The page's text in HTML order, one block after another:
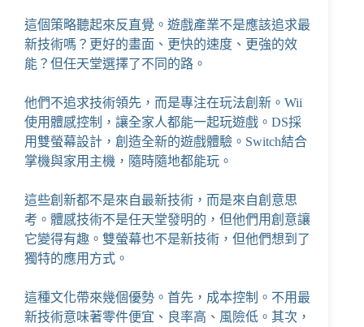
這個策略聽起來反直覺。遊戲產業不是應該追求最
新技術嗎？更好的畫面、更快的速度、更強的效
能？但任天堂選擇了不同的路。
他們不追求技術領先，而是專注在玩法創新。Wii
使用體感控制，讓全家人都能一起玩遊戲。DS採
用雙螢幕設計，創造全新的遊戲體驗。Switch結合
掌機與家用主機，隨時隨地都能玩。
這些創新都不是來自最新技術，而是來自創意思
考。體感技術不是任天堂發明的，但他們用創意讓
它變得有趣。雙螢幕也不是新技術，但他們想到了
獨特的應用方式。
這種文化帶來幾個優勢。首先，成本控制。不用最
新技術意味著零件便宜、良率高、風險低。其次，